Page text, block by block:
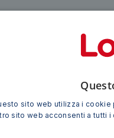
sito web utilizza i cookie
sito web acconsenti a tutti